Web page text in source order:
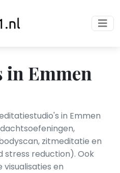
Emmen
in Emmen
zitmeditatie en
stress reduction). Ook
visualisaties en